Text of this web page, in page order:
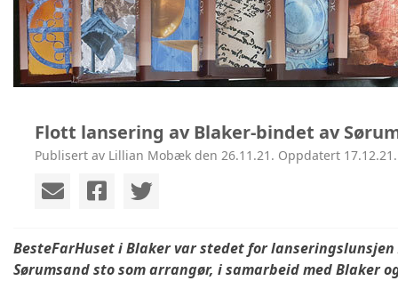
Flott lansering av Blaker-bindet av
Publisert av Lillian Mobæk den 26.11.21. Oppdatert 17.12.21.
BesteFarHuset i Blaker var stedet for
Sørumsand sto som arrangør, i samarbeid med Blaker